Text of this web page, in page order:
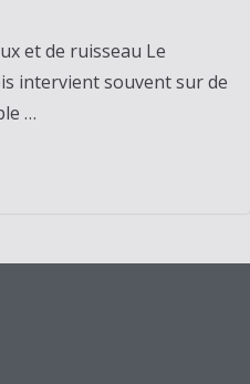
et de ruisseau Le
intervient souvent sur de
…